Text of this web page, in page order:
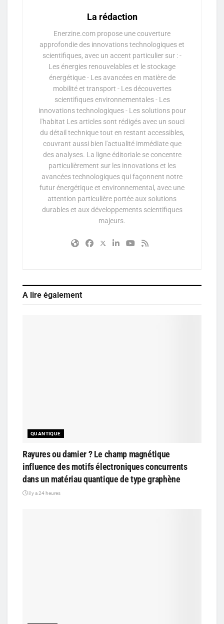
La rédaction
Enerzine.com propose une couverture
approfondie des innovations technologiques et
scientifiques, avec un accent particulier sur : -
Les énergies renouvelables et le stockage
énergétique - Les avancées en matière de
mobilité et transport - Les découvertes
scientifiques environnementales - Les
innovations technologiques - Les solutions pour
l'habitat Les articles sont rédigés avec un souci
du détail technique tout en restant accessibles,
couvrant aussi bien l'actualité immédiate que
des analyses. La ligne éditoriale se concentre
particulièrement sur les innovations et les
avancées technologiques qui façonnent notre
futur énergétique et environnemental, avec une
attention particulière portée aux solutions
durables et aux développements scientifiques
majeurs.
A lire également
QUANTIQUE
Rayures ou damier ? Le champ magnétique
influence des motifs électroniques concurrents
dans un matériau quantique de type graphène
il y a 24 heures